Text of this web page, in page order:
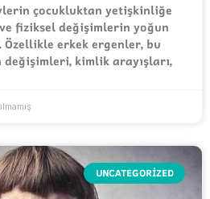
çocukluktan yetişkinliğe
fiziksel değişimlerin yoğun
Özellikle erkek ergenler, bu
değişimleri, kimlik arayışları,
UNCATEGORIZED